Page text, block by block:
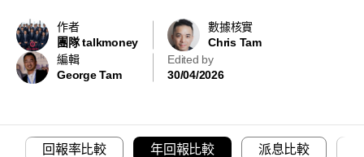
關於
作者
團隊 talkmoney
數據核實
Chris Tam
編輯
George Tam
Edited by
30/04/2026
回報率比較 年回報比較 派息比較